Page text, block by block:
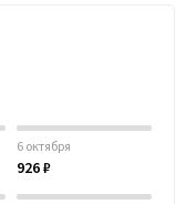
6 октября
926 ₽